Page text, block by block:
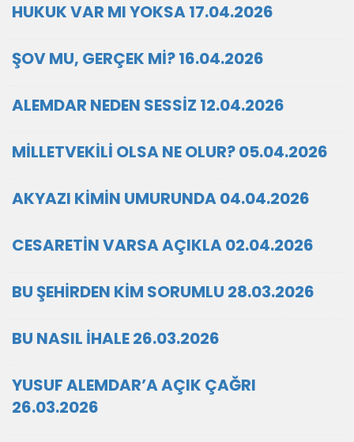
HUKUK VAR MI YOKSA 17.04.2026
ŞOV MU, GERÇEK Mİ? 16.04.2026
ALEMDAR NEDEN SESSİZ 12.04.2026
MİLLETVEKİLİ OLSA NE OLUR? 05.04.2026
AKYAZI KİMİN UMURUNDA 04.04.2026
CESARETİN VARSA AÇIKLA 02.04.2026
BU ŞEHİRDEN KİM SORUMLU 28.03.2026
BU NASIL İHALE 26.03.2026
YUSUF ALEMDAR’A AÇIK ÇAĞRI
26.03.2026